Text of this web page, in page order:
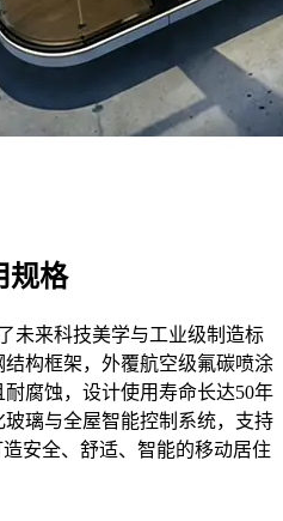
规格
未来科技美学与工业级制造标
结构框架，外覆航空级氟碳喷涂
耐腐蚀，设计使用寿命长达50年
玻璃与全屋智能控制系统，支持
安全、舒适、智能的移动居住